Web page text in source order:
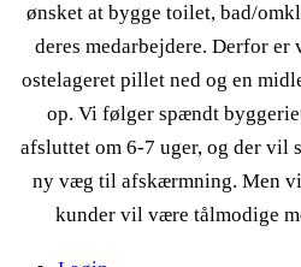
ønsket at bygge toilet, bad/
deres medarbejdere. Derfor
ostelageret pillet ned og en
op. Vi følger spændt
afsluttet om 6-7 uger, og der vil
ny væg til afskærmning. Men
kunder vil være tålmodige